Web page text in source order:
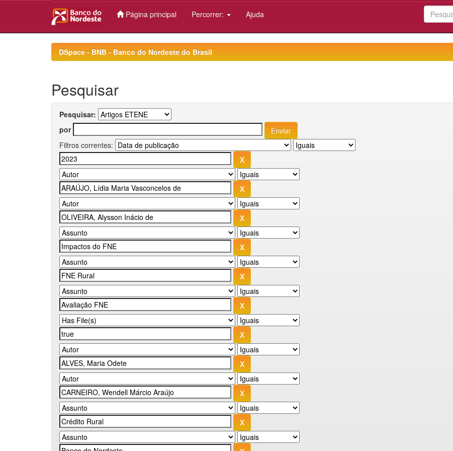
Página principal Percorrer: Ajuda
DSpace - BNB - Banco do Nordeste do Brasil
Pesquisar
Pesquisar:
por
Filtros correntes: